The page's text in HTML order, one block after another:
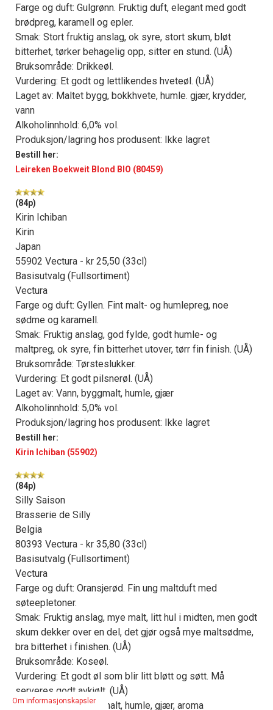
Farge og duft: Gulgrønn. Fruktig duft, elegant med godt
brødpreg, karamell og epler.
Smak: Stort fruktig anslag, ok syre, stort skum, bløt
bitterhet, tørker behagelig opp, sitter en stund. (UÅ)
Bruksområde: Drikkeøl.
Vurdering: Et godt og lettlikendes hveteøl. (UÅ)
Laget av: Maltet bygg, bokkhvete, humle. gjær, krydder,
vann
Alkoholinnhold: 6,0% vol.
Produksjon/lagring hos produsent: Ikke lagret
Bestill her:
Leireken Boekweit Blond BIO (80459)
(84p)
Kirin Ichiban
Kirin
Japan
55902 Vectura - kr 25,50 (33cl)
Basisutvalg (Fullsortiment)
Vectura
Farge og duft: Gyllen. Fint malt- og humlepreg, noe
sødme og karamell.
Smak: Fruktig anslag, god fylde, godt humle- og
maltpreg, ok syre, fin bitterhet utover, tørr fin finish. (UÅ)
Bruksområde: Tørsteslukker.
Vurdering: Et godt pilsnerøl. (UÅ)
Laget av: Vann, byggmalt, humle, gjær
Alkoholinnhold: 5,0% vol.
Produksjon/lagring hos produsent: Ikke lagret
Bestill her:
Kirin Ichiban (55902)
(84p)
Silly Saison
Brasserie de Silly
Belgia
80393 Vectura - kr 35,80 (33cl)
Basisutvalg (Fullsortiment)
Vectura
Farge og duft: Oransjerød. Fin ung maltduft med
søteepletoner.
Smak: Fruktig anslag, mye malt, litt hul i midten, men godt
skum dekker over en del, det gjør også mye maltsødme,
bra bitterhet i finishen. (UÅ)
Bruksområde: Koseøl.
Vurdering: Et godt øl som blir litt bløtt og søtt. Må
serveres godt avkjølt. (UÅ)
Laget av: Vann, byggmalt, humle, gjær, aroma
Om informasjonskapsler